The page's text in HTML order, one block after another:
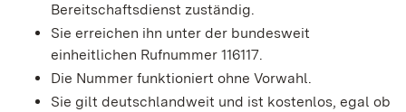
Bereitschaftsdienst zuständig.
Sie erreichen ihn unter der bundesweit
einheitlichen Rufnummer 116117.
Die Nummer funktioniert ohne Vorwahl.
Sie gilt deutschlandweit und ist kostenlos, egal ob